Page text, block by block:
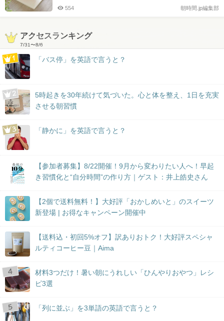
朝時間.jp編集部
554
アクセスランキング
7/31〜8/6
「バス停」を英語で言うと？
5時起きを30年続けて気づいた。心と体を整え、1日を充実
させる朝習慣
「静かに」を英語で言うと？
【参加者募集】8/22開催！9月から変わりたい人へ！早起
き習慣化と“自分時間”の作り方｜ゲスト：井上皓史さん
【2個で送料無料！】大好評「おかしめいと」のスイーツ
新登場 | お得なキャンペーン開催中
【送料込・初回5%オフ】訳ありおトク！大好評スペシャ
ルティコーヒー豆｜Aima
材料3つだけ！暑い朝にうれしい「ひんやりおやつ」レシ
ピ3選
「列に並ぶ」を3単語の英語で言うと？